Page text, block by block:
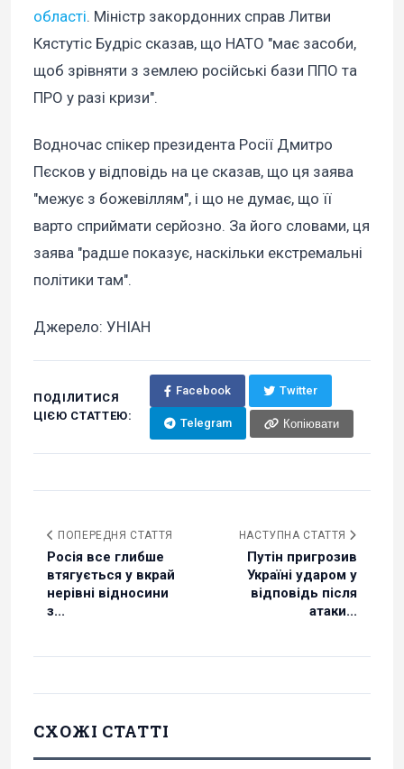
області. Міністр закордонних справ Литви
Кястутіс Будріс сказав, що НАТО "має засоби,
щоб зрівняти з землею російські бази ППО та
ПРО у разі кризи".
Водночас спікер президента Росії Дмитро
Пєсков у відповідь на це сказав, що ця заява
"межує з божевіллям", і що не думає, що її
варто сприймати серйозно. За його словами, ця
заява "радше показує, наскільки екстремальні
політики там".
Джерело: УНІАН
ПОДІЛИТИСЯ
ЦІЄЮ СТАТТЕЮ:
Facebook Twitter
Telegram Копіювати
ПОПЕРЕДНЯ СТАТТЯ
Росія все глибше
втягується у вкрай
нерівні відносини
з...
НАСТУПНА СТАТТЯ
Путін пригрозив
Україні ударом у
відповідь після
атаки...
СХОЖІ СТАТТІ